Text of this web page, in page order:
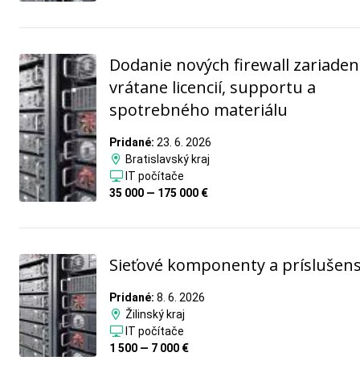
Dodanie nových firewall
vrátane licencií, supportu a
spotrebného materiálu
Pridané: 23. 6. 2026
Bratislavský kraj
IT počítače
35 000 — 175 000 €
Sieťové komponenty a
Pridané: 8. 6. 2026
Žilinský kraj
IT počítače
1 500 — 7 000 €